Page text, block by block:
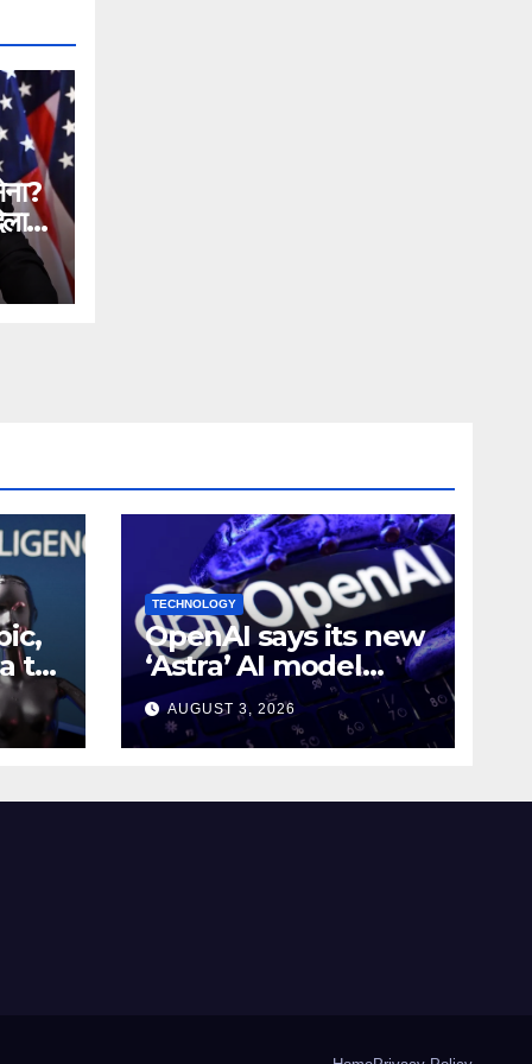
to
AI
TECHNOLOGY
OpenAI says its new
‘Astra’ AI model
made
breakthroughs in 10
math problems
AUGUST 3, 2026